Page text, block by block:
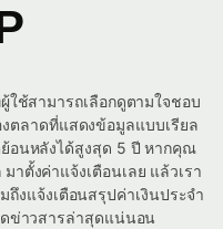
ใช้สามารถเลือกดูตามใจชอบ
ตลาดที่แสดงข้อมูลแบบเรียล
อนหลังได้สูงสุด 5 ปี หากคุณ
าตั้งค่าแจ้งเตือนเลย แล้วเรา
งแจ้งเตือนสรุปค่าเงินประจำ
ข่าวสารล่าสุดแน่นอน